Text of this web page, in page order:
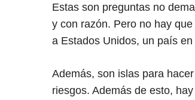
Estas son preguntas no
y con razón. Pero no hay
a Estados Unidos, un país
Además, son islas para
riesgos. Además de esto,